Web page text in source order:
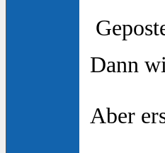
Dann
Aber